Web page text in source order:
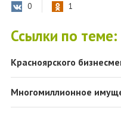
0 1
Ссылки по теме:
Красноярского
Многомиллионное